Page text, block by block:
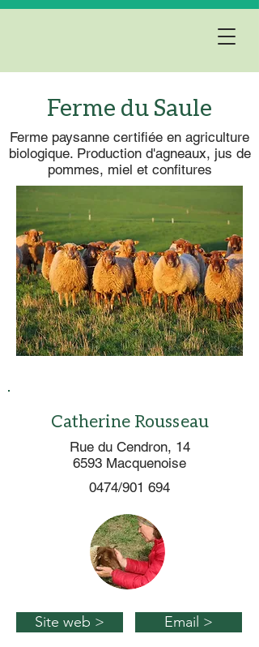
Ferme du Saule
Ferme paysanne certifiée en agriculture
biologique. Production d'agneaux, jus de
pommes, miel et confitures
Catherine Rousseau
Rue du Cendron, 14
6593 Macquenoise
0474/901 694
Site web > Email >